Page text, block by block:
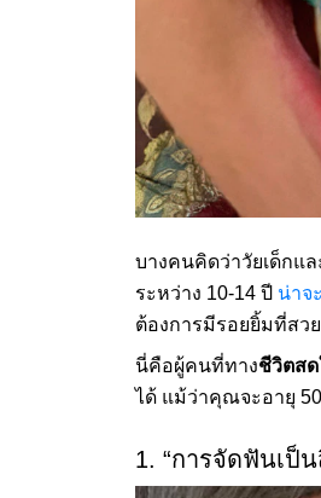
บางคนคิดว่าวัยเด็กแ
ระหว่าง 10-14 ปี น่าจะ
ต้องการมีรอยยิ้มที่สว
นี่คือผู้คนที่ทางชีวิตสด
ได้ แม้ว่าคุณจะอายุ
1. “การจัดฟันเป็